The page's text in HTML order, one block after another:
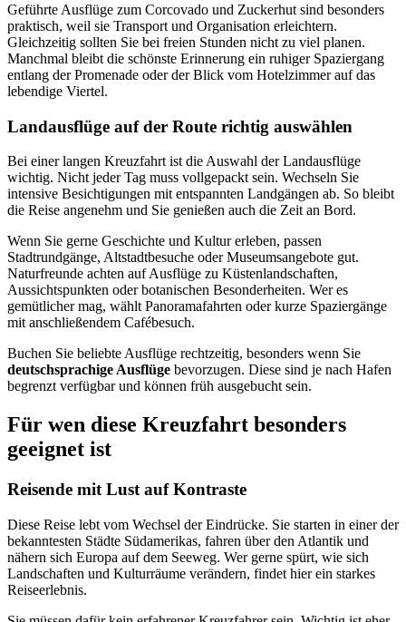
Geführte Ausflüge zum Corcovado und Zuckerhut sind besonders
praktisch, weil sie Transport und Organisation erleichtern.
Gleichzeitig sollten Sie bei freien Stunden nicht zu viel planen.
Manchmal bleibt die schönste Erinnerung ein ruhiger Spaziergang
entlang der Promenade oder der Blick vom Hotelzimmer auf das
lebendige Viertel.
Landausflüge auf der Route richtig auswählen
Bei einer langen Kreuzfahrt ist die Auswahl der Landausflüge
wichtig. Nicht jeder Tag muss vollgepackt sein. Wechseln Sie
intensive Besichtigungen mit entspannten Landgängen ab. So bleibt
die Reise angenehm und Sie genießen auch die Zeit an Bord.
Wenn Sie gerne Geschichte und Kultur erleben, passen
Stadtrundgänge, Altstadtbesuche oder Museumsangebote gut.
Naturfreunde achten auf Ausflüge zu Küstenlandschaften,
Aussichtspunkten oder botanischen Besonderheiten. Wer es
gemütlicher mag, wählt Panoramafahrten oder kurze Spaziergänge
mit anschließendem Cafébesuch.
Buchen Sie beliebte Ausflüge rechtzeitig, besonders wenn Sie
deutschsprachige Ausflüge bevorzugen. Diese sind je nach Hafen
begrenzt verfügbar und können früh ausgebucht sein.
Für wen diese Kreuzfahrt besonders
geeignet ist
Reisende mit Lust auf Kontraste
Diese Reise lebt vom Wechsel der Eindrücke. Sie starten in einer der
bekanntesten Städte Südamerikas, fahren über den Atlantik und
nähern sich Europa auf dem Seeweg. Wer gerne spürt, wie sich
Landschaften und Kulturräume verändern, findet hier ein starkes
Reiseerlebnis.